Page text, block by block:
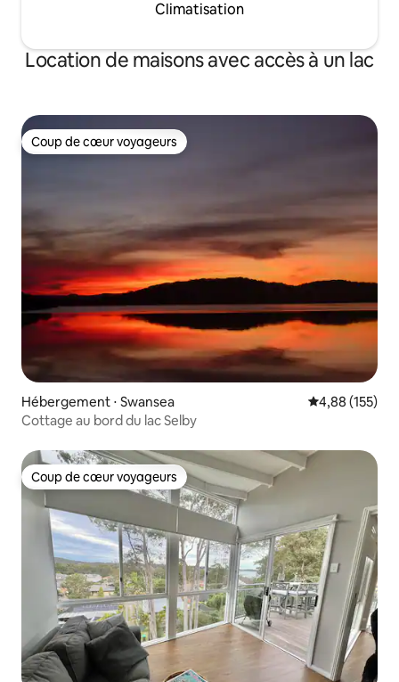
Climatisation
Location de maisons avec accès à un lac
Coup de cœur voyageurs
Coup de cœur voyageurs
Hébergement ⋅ Swansea Évaluation
4,88 (155)
Cottage au bord du lac Selby
Coup de cœur voyageurs
Coup de cœur voyageurs